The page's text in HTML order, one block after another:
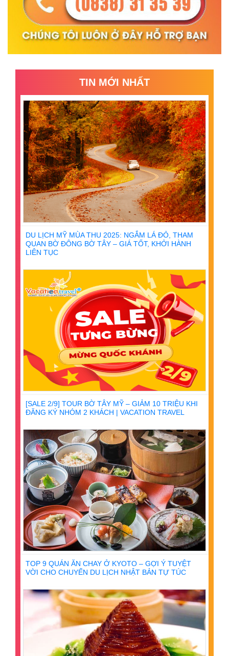
TIN MỚI NHẤT
DU LỊCH MỸ MÙA THU 2025: NGẮM LÁ ĐỎ, THAM
QUAN BỜ ĐÔNG BỜ TÂY – GIÁ TỐT, KHỞI HÀNH
LIÊN TỤC
[SALE 2/9] TOUR BỜ TÂY MỸ – GIẢM 10 TRIỆU KHI
ĐĂNG KÝ NHÓM 2 KHÁCH | VACATION TRAVEL
TOP 9 QUÁN ĂN CHAY Ở KYOTO – GỢI Ý TUYỆT
VỜI CHO CHUYẾN DU LỊCH NHẬT BẢN TỰ TÚC